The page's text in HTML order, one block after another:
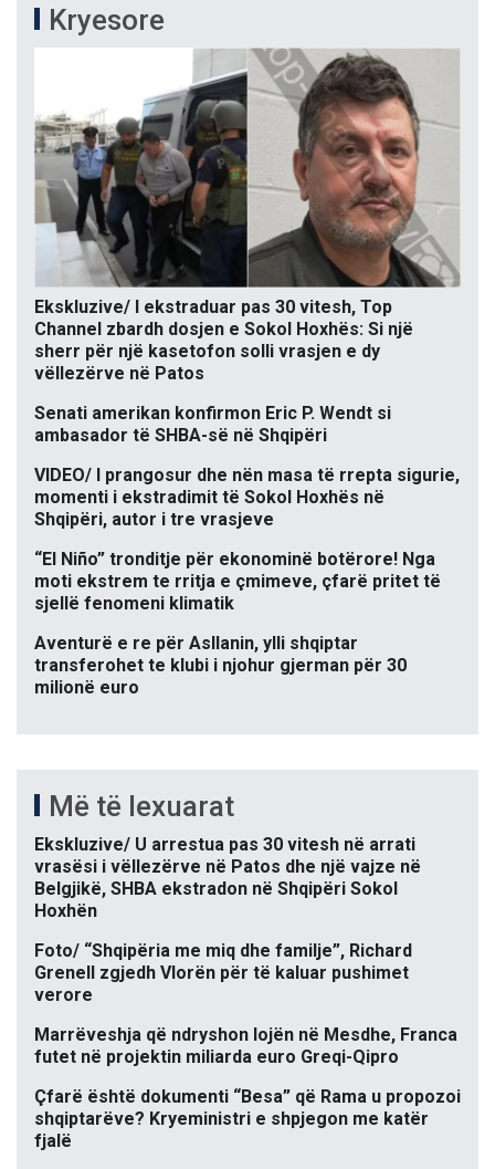
Kryesore
Ekskluzive/ I ekstraduar pas 30 vitesh, Top
Channel zbardh dosjen e Sokol Hoxhës: Si një
sherr për një kasetofon solli vrasjen e dy
vëllezërve në Patos
Senati amerikan konfirmon Eric P. Wendt si
ambasador të SHBA-së në Shqipëri
VIDEO/ I prangosur dhe nën masa të rrepta sigurie,
momenti i ekstradimit të Sokol Hoxhës në
Shqipëri, autor i tre vrasjeve
“El Niño” tronditje për ekonominë botërore! Nga
moti ekstrem te rritja e çmimeve, çfarë pritet të
sjellë fenomeni klimatik
Aventurë e re për Asllanin, ylli shqiptar
transferohet te klubi i njohur gjerman për 30
milionë euro
Më të lexuarat
Ekskluzive/ U arrestua pas 30 vitesh në arrati
vrasësi i vëllezërve në Patos dhe një vajze në
Belgjikë, SHBA ekstradon në Shqipëri Sokol
Hoxhën
Foto/ “Shqipëria me miq dhe familje”, Richard
Grenell zgjedh Vlorën për të kaluar pushimet
verore
Marrëveshja që ndryshon lojën në Mesdhe, Franca
futet në projektin miliarda euro Greqi-Qipro
Çfarë është dokumenti “Besa” që Rama u propozoi
shqiptarëve? Kryeministri e shpjegon me katër
fjalë